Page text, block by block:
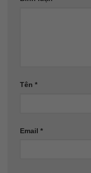
Tên *
Email *